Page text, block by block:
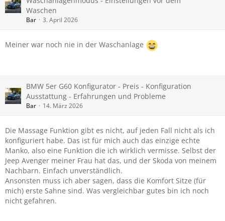
Waschen
Bar 3. April 2026
Meiner war noch nie in der Waschanlage
BMW 5er G60 Konfigurator - Preis - Konfiguration
Ausstattung - Erfahrungen und Probleme
Bar 14. März 2026
Die Massage Funktion gibt es nicht, auf jeden Fall nicht als ich
konfiguriert habe. Das ist für mich auch das einzige echte
Manko, also eine Funktion die ich wirklich vermisse. Selbst der
Jeep Avenger meiner Frau hat das, und der Skoda von meinem
Nachbarn. Einfach unverständlich.
Ansonsten muss ich aber sagen, dass die Komfort Sitze (für
mich) erste Sahne sind. Was vergleichbar gutes bin ich noch
nicht gefahren.